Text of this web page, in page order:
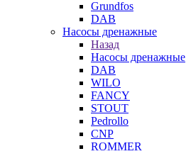
Grundfos
DAB
Насосы дренажные
Назад
Насосы дренажные
DAB
WILO
FANCY
STOUT
Pedrollo
CNP
ROMMER